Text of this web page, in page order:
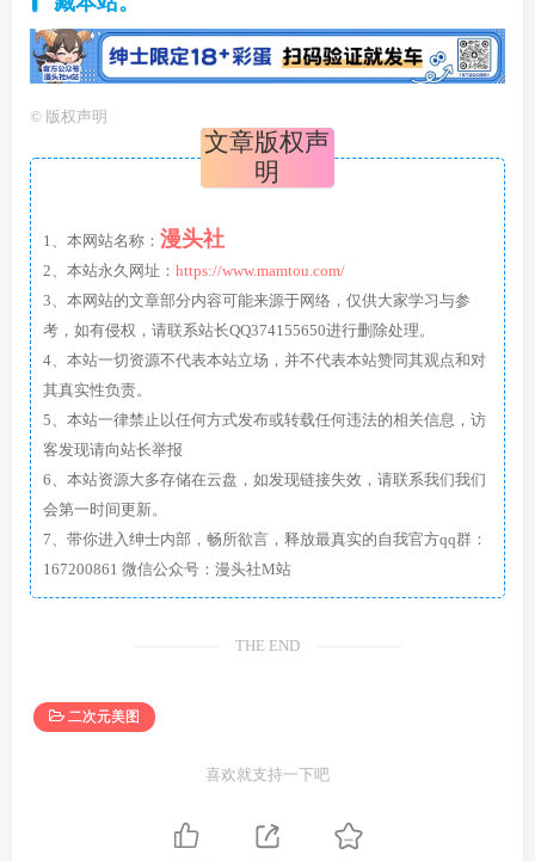
© 版权声明
文章版权声
明
1、本网站名称： 漫头社
2、本站永久网址： https://www.mamtou.com/
3、本网站的文章部分内容可能来源于网络，仅供大家学习与参
考，如有侵权，请联系站长QQ374155650进行删除处理。
4、本站一切资源不代表本站立场，并不代表本站赞同其观点和对
其真实性负责。
5、本站一律禁止以任何方式发布或转载任何违法的相关信息，访
客发现请向站长举报
6、本站资源大多存储在云盘，如发现链接失效，请联系我们我们
会第一时间更新。
7、带你进入绅士内部，畅所欲言，释放最真实的自我官方qq群：
167200861 微信公众号：漫头社M站
THE END
二次元美图
喜欢就支持一下吧